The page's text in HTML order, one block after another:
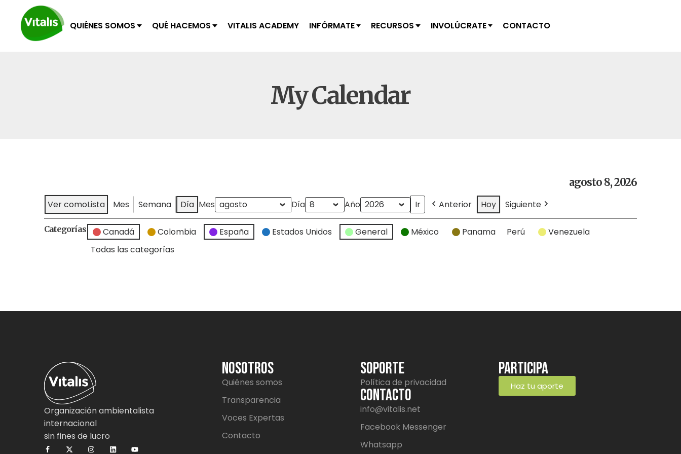
QUIÉNES SOMOS QUÉ HACEMOS VITALIS ACADEMY INFÓRMATE RECURSOS INVOLÚCRATE CONTACTO
My Calendar
agosto 8, 2026
Ver comoLista Mes Semana Día Mes Día Año Anterior Hoy Siguiente
Categorías Canadá Colombia España Estados Unidos General México Panama Perú
Venezuela
Todas las categorías
Organización ambientalista
internacional
sin fines de lucro
NOSOTROS
Quiénes somos
Transparencia
Voces Expertas
Contacto
SOPORTE
Política de privacidad
CONTACTO
info@vitalis.net
Facebook Messenger
Whatsapp
Participa
Haz tu aporte